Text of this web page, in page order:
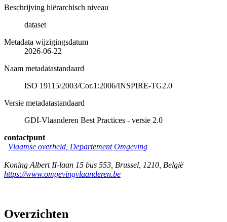
Beschrijving hiërarchisch niveau
dataset
Metadata wijzigingsdatum
2026-06-22
Naam metadatastandaard
ISO 19115/2003/Cor.1:2006/INSPIRE-TG2.0
Versie metadatastandaard
GDI-Vlaanderen Best Practices - versie 2.0
contactpunt
Vlaamse overheid, Departement Omgeving
Koning Albert II-laan 15 bus 553 Brussel 1210 België
https://www.omgevingvlaanderen.be
Overzichten